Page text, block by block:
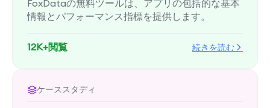
FoxDataの無料ツールは、アプリの包括的な基本
情報とパフォーマンス指標を提供します。
12K+閲覧 続きを読む
ケーススタディ